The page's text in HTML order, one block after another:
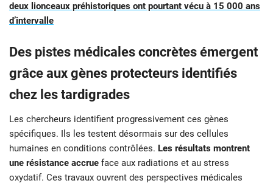
deux lionceaux préhistoriques ont pourtant vécu à 15 000 ans
d’intervalle
Des pistes médicales concrètes émergent
grâce aux gènes protecteurs identifiés
chez les tardigrades
Les chercheurs identifient progressivement ces gènes
spécifiques. Ils les testent désormais sur des cellules
humaines en conditions contrôlées. Les résultats montrent
une résistance accrue face aux radiations et au stress
oxydatif. Ces travaux ouvrent des perspectives médicales